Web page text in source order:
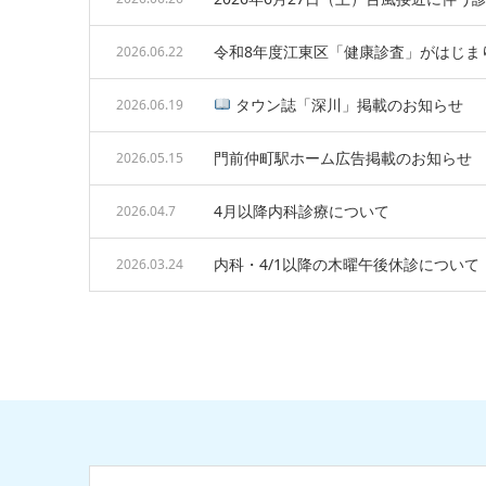
令和8年度江東区「健康診査」がはじま
2026.06.22
タウン誌「深川」掲載のお知らせ
2026.06.19
門前仲町駅ホーム広告掲載のお知らせ
2026.05.15
4月以降内科診療について
2026.04.7
内科・4/1以降の木曜午後休診について
2026.03.24